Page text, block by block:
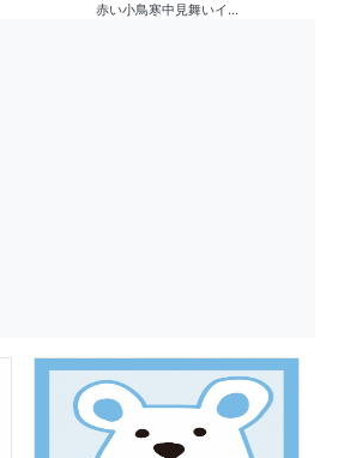
赤い小鳥寒中見舞いイ...